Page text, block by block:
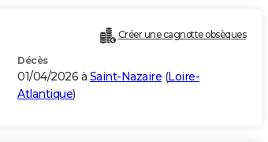
Créer une cagnotte obsèques
Décès
01/04/2026 à Saint-Nazaire (Loire-
Atlantique)